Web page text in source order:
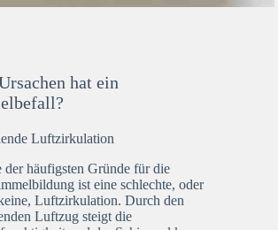
hat ein
Luftzirkulation
der häufigsten Gründe für die
ist eine schlechte, oder
Luftzirkulation. Durch den
Luftzug steigt die